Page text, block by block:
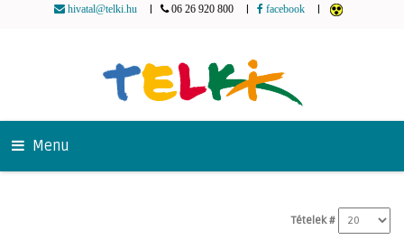
hivatal@telki.hu 06 26 920 800 facebook
Menu
Tételek #